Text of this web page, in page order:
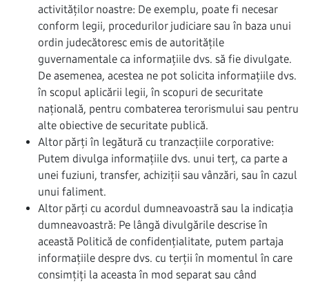
activităților noastre: De exemplu, poate fi necesar
conform legii, procedurilor judiciare sau în baza unui
ordin judecătoresc emis de autoritățile
guvernamentale ca informațiile dvs. să fie divulgate.
De asemenea, acestea ne pot solicita informațiile dvs.
în scopul aplicării legii, în scopuri de securitate
națională, pentru combaterea terorismului sau pentru
alte obiective de securitate publică.
Altor părți în legătură cu tranzacțiile corporative:
Putem divulga informațiile dvs. unui terț, ca parte a
unei fuziuni, transfer, achiziții sau vânzări, sau în cazul
unui faliment.
Altor părți cu acordul dumneavoastră sau la indicația
dumneavoastră: Pe lângă divulgările descrise în
această Politică de confidențialitate, putem partaja
informațiile despre dvs. cu terții în momentul în care
consimțiți la aceasta în mod separat sau când